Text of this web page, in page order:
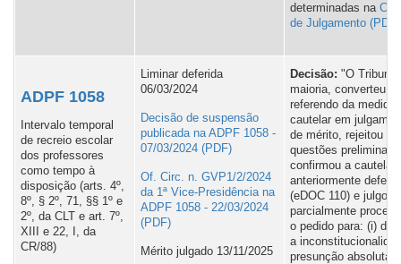
determinadas na
de Julgamento
ADPF 1058
Intervalo temporal
de recreio escolar
dos professores
como tempo à
disposição (arts. 4º,
8º, § 2º, 71, §§ 1º e
2º, da CLT e art. 7º,
XIII e 22, I, da
CR/88)
Liminar deferida
06/03/2024
Decisão de suspensão
publicada na ADPF 1058 -
07/03/2024
Of. Circ. n. GVP1/2/2024
da 1ª Vice-Presidência na
ADPF 1058 - 22/03/2024
Mérito julgado 13/11/2025
Decisão: "O
maioria, converteu o
referendo da medida
cautelar em
de mérito, rejeitou as
questões
confirmou a cautelar
anteriormente
(eDOC 110) e julgou
parcialmente
o pedido para: (i)
a
presunção absoluta,